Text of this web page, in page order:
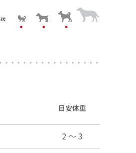
目安体重
2 ～ 3